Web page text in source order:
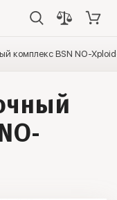
комплексы
комплекс BSN NO-